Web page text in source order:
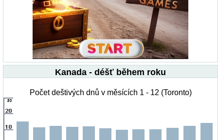
Kanada - déšť během roku
Počet deštivých dnů v měsících 1 - 12 (Toronto)